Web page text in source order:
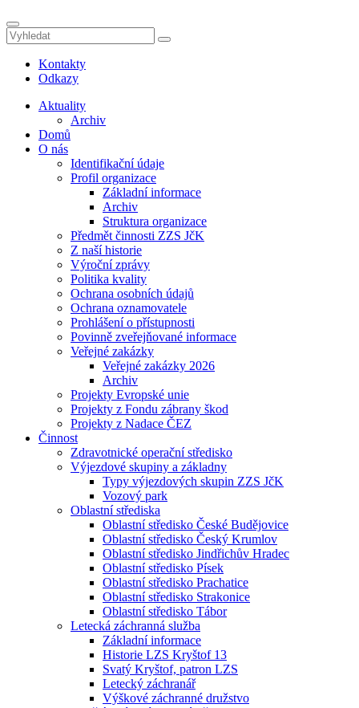
Kontakty
Odkazy
Aktuality
Archiv
Domů
O nás
Identifikační údaje
Profil organizace
Základní informace
Archiv
Struktura organizace
Předmět činnosti ZZS JčK
Z naší historie
Výroční zprávy
Politika kvality
Ochrana osobních údajů
Ochrana oznamovatele
Prohlášení o přístupnosti
Povinně zveřejňované informace
Veřejné zakázky
Veřejné zakázky 2026
Archiv
Projekty Evropské unie
Projekty z Fondu zábrany škod
Projekty z Nadace ČEZ
Činnost
Zdravotnické operační středisko
Výjezdové skupiny a základny
Typy výjezdových skupin ZZS JčK
Vozový park
Oblastní střediska
Oblastní středisko České Budějovice
Oblastní středisko Český Krumlov
Oblastní středisko Jindřichův Hradec
Oblastní středisko Písek
Oblastní středisko Prachatice
Oblastní středisko Strakonice
Oblastní středisko Tábor
Letecká záchranná služba
Základní informace
Historie LZS Kryštof 13
Svatý Kryštof, patron LZS
Letecký záchranář
Výškové záchranné družstvo